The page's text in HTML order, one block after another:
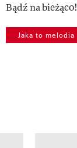
Bądź na bieżąco!
Jaka to melodia